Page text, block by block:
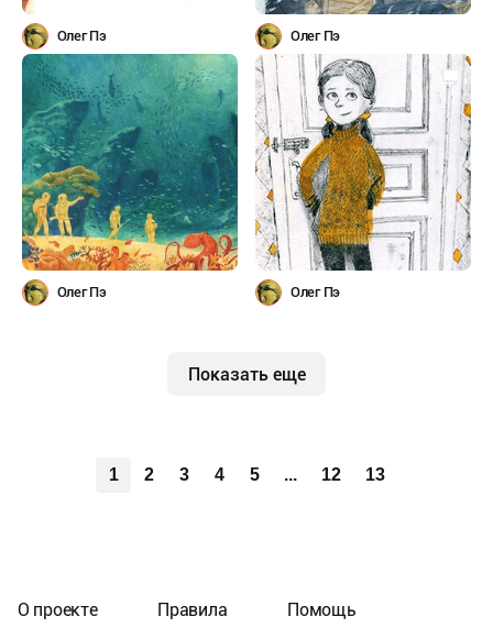
Олег Пэ Олег Пэ
Олег Пэ Олег Пэ
Показать еще
1 2 3 4 5 ... 12 13
О проекте Правила Помощь